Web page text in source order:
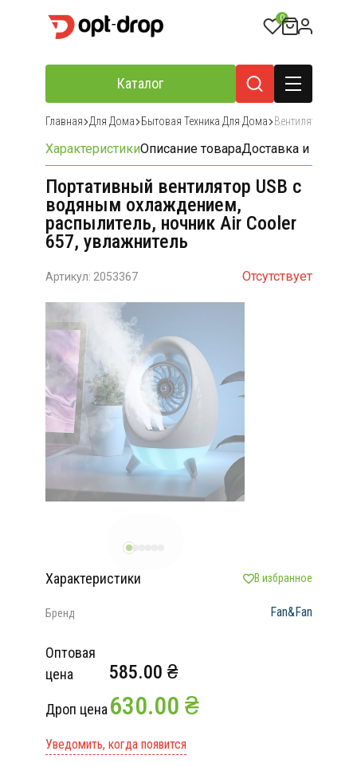
0
Каталог
Главная Для Дома Бытовая Техника Для Дома Вентиляторы И
ХарактеристикиОписание товараДоставка и оплата
Портативный вентилятор USB с
водяным охлаждением,
распылитель, ночник Air Cooler
657, увлажнитель
Артикул: 2053367 Отсутствует
Характеристики В избранное
Бренд Fan&Fan
Оптовая
цена
585.00 ₴
Дроп цена 630.00 ₴
Уведомить, когда появится